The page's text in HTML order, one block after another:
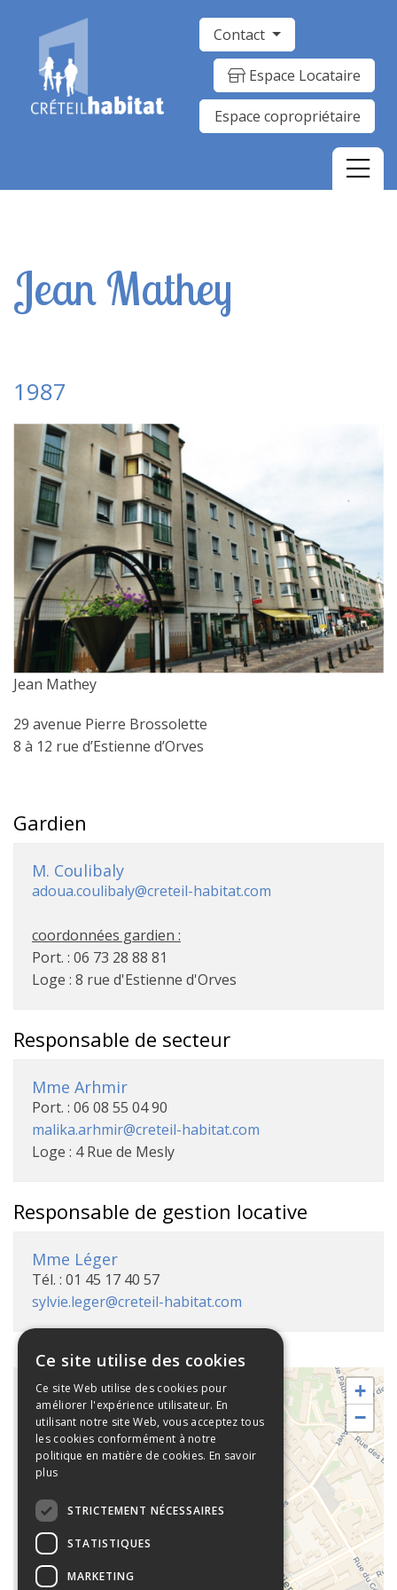
Contact
Espace Locataire
Espace copropriétaire
Jean Mathey
1987
Jean Mathey
29 avenue Pierre Brossolette
8 à 12 rue d’Estienne d’Orves
Gardien
M. Coulibaly
adoua.coulibaly@creteil-habitat.com
coordonnées gardien :
Port. : 06 73 28 88 81
Loge : 8 rue d'Estienne d'Orves
Responsable de secteur
Mme Arhmir
Port. : 06 08 55 04 90
malika.arhmir@creteil-habitat.com
Loge : 4 Rue de Mesly
Responsable de gestion locative
Mme Léger
Tél. : 01 45 17 40 57
sylvie.leger@creteil-habitat.com
Jean
Mathey
29 avenue
Pierre
Brossolette
94000
Créteil
+
−
Ce site utilise des cookies
Ce site Web utilise des cookies pour
améliorer l'expérience utilisateur. En
utilisant notre site Web, vous acceptez tous
les cookies conformément à notre
politique en matière de cookies. En savoir
plus
STRICTEMENT NÉCESSAIRES
STATISTIQUES
MARKETING